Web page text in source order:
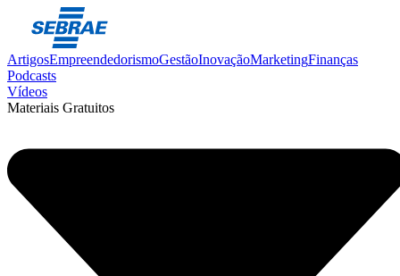
ArtigosEmpreendedorismoGestãoInovaçãoMarketingFinanças
Podcasts
Vídeos
Materiais Gratuitos